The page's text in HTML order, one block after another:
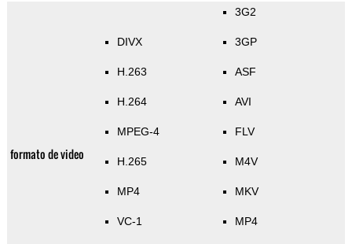
formato de video
DIVX
H.263
H.264
MPEG-4
H.265
MP4
VC-1
3G2
3GP
ASF
AVI
FLV
M4V
MKV
MP4